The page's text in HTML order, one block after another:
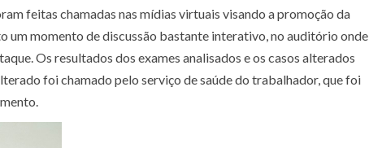
feitas chamadas nas mídias virtuais visando a promoção da
um momento de discussão bastante interativo, no auditório onde
Os resultados dos exames analisados e os casos alterados
foi chamado pelo serviço de saúde do trabalhador, que foi